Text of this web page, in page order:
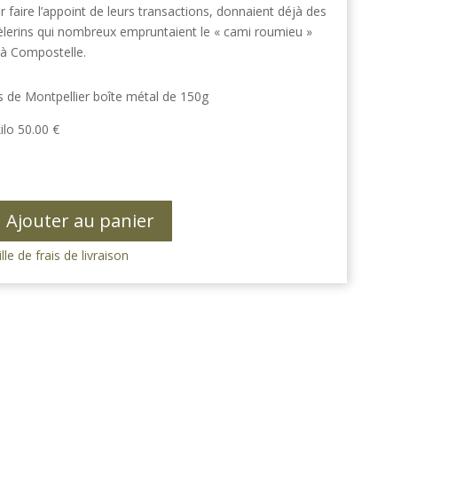
faire l’appoint de leurs transactions, donnaient déjà des
qui nombreux empruntaient le « cami roumieu »
Compostelle.
de Montpellier boîte métal de 150g
50.00 €
Ajouter au panier
de frais de livraison